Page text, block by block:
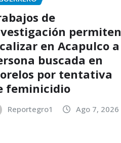
de
permiten
en Acapulco a
buscada en
por tentativa
feminicidio
Reportegro1 Ago 7, 2026